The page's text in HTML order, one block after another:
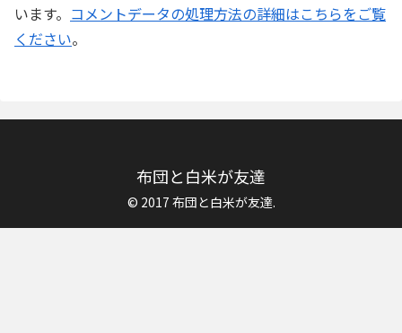
います。 コメントデータの処理方法の詳細はこちらをご覧
ください。
布団と白米が友達
© 2017 布団と白米が友達.